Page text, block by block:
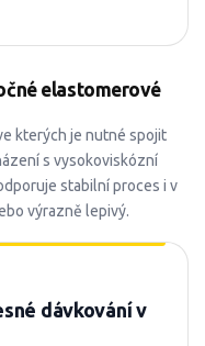
elastomerové
kterých je nutné spojit
s vysokoviskózní
stabilní proces i v
výrazně lepivý.
dávkování v